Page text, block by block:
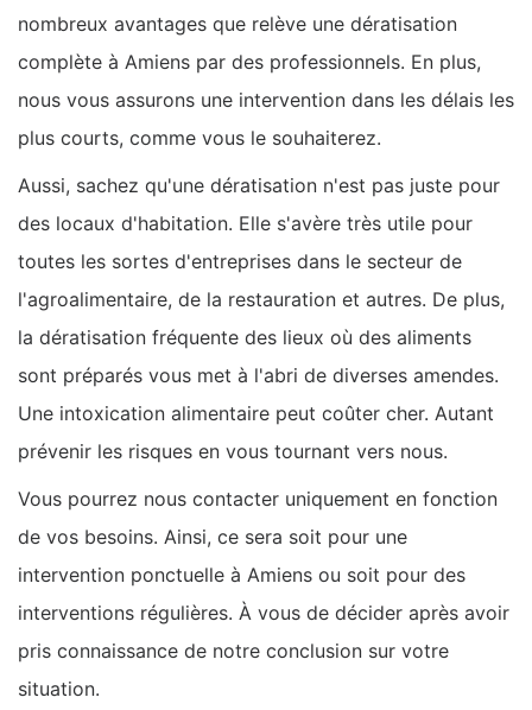
nombreux avantages que relève une dératisation
complète à Amiens par des professionnels. En plus,
nous vous assurons une intervention dans les délais les
plus courts, comme vous le souhaiterez.
Aussi, sachez qu'une dératisation n'est pas juste pour
des locaux d'habitation. Elle s'avère très utile pour
toutes les sortes d'entreprises dans le secteur de
l'agroalimentaire, de la restauration et autres. De plus,
la dératisation fréquente des lieux où des aliments
sont préparés vous met à l'abri de diverses amendes.
Une intoxication alimentaire peut coûter cher. Autant
prévenir les risques en vous tournant vers nous.
Vous pourrez nous contacter uniquement en fonction
de vos besoins. Ainsi, ce sera soit pour une
intervention ponctuelle à Amiens ou soit pour des
interventions régulières. À vous de décider après avoir
pris connaissance de notre conclusion sur votre
situation.